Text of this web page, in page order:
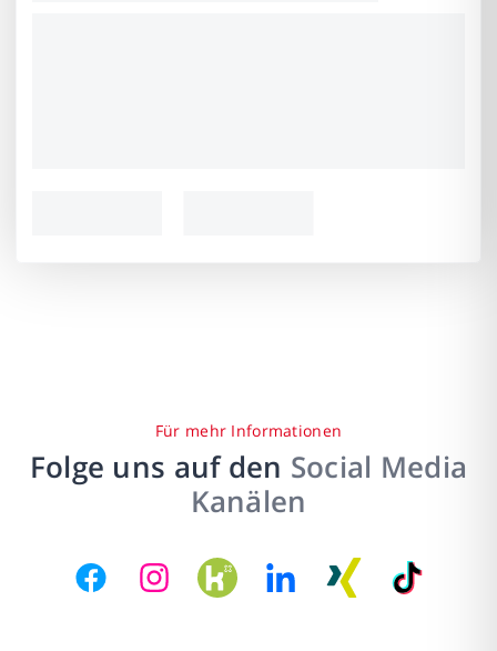
Für mehr Informationen
Folge uns auf den Social Media
Kanälen